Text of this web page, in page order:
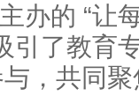
办的 “
引了教育
，共同